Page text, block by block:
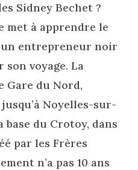
Sidney Bechet ?
met à apprendre le
entrepreneur noir
voyage. La
Gare du Nord,
Noyelles-sur-
du Crotoy, dans
par les Frères
n’a pas 10 ans